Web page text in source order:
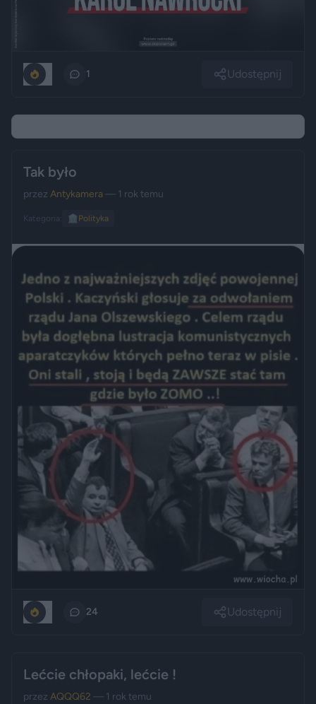
1 Udostępnij
Tak było
przez Antykamera — 1 rok temu
Kategoria: 🏛️ Polityka
24 Udostępnij
Lećcie chłopaki, lećcie !
przez AQQQ62 — 1 rok temu